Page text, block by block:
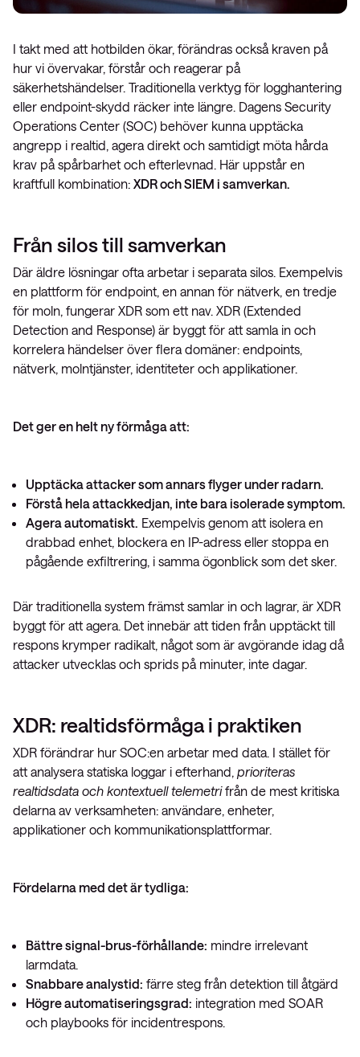
I takt med att hotbilden ökar, förändras också kraven på
hur vi övervakar, förstår och reagerar på
säkerhetshändelser. Traditionella verktyg för logghantering
eller endpoint-skydd räcker inte längre. Dagens Security
Operations Center (SOC) behöver kunna upptäcka
angrepp i realtid, agera direkt och samtidigt möta hårda
krav på spårbarhet och efterlevnad. Här uppstår en
kraftfull kombination: XDR och SIEM i samverkan.
Från silos till samverkan
Där äldre lösningar ofta arbetar i separata silos. Exempelvis
en plattform för endpoint, en annan för nätverk, en tredje
för moln, fungerar XDR som ett nav. XDR (Extended
Detection and Response) är byggt för att samla in och
korrelera händelser över flera domäner: endpoints,
nätverk, molntjänster, identiteter och applikationer.
Det ger en helt ny förmåga att:
Upptäcka attacker som annars flyger under radarn.
Förstå hela attackkedjan, inte bara isolerade symptom.
Agera automatiskt. Exempelvis genom att isolera en
drabbad enhet, blockera en IP-adress eller stoppa en
pågående exfiltrering, i samma ögonblick som det sker.
Där traditionella system främst samlar in och lagrar, är XDR
byggt för att agera. Det innebär att tiden från upptäckt till
respons krymper radikalt, något som är avgörande idag då
attacker utvecklas och sprids på minuter, inte dagar.
XDR: realtidsförmåga i praktiken
XDR förändrar hur SOC:en arbetar med data. I stället för
att analysera statiska loggar i efterhand, prioriteras
realtidsdata och kontextuell telemetrifrån de mest kritiska
delarna av verksamheten: användare, enheter,
applikationer och kommunikationsplattformar.
Fördelarna med det är tydliga:
Bättre signal-brus-förhållande: mindre irrelevant
larmdata.
Snabbare analystid: färre steg från detektion till åtgärd
Högre automatiseringsgrad: integration med SOAR
och playbooks för incidentrespons.